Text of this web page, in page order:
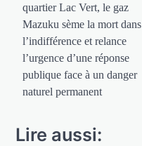
l’article
quartier Lac Vert, le gaz
Mazuku sème la mort dans
l’indifférence et relance
l’urgence d’une réponse
publique face à un danger
naturel permanent
Lire aussi: